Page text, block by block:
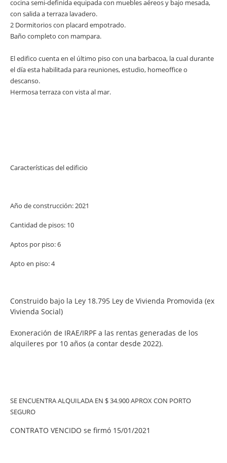
cocina semi-definida equipada con muebles aéreos y bajo mesada,
con salida a terraza lavadero.
2 Dormitorios con placard empotrado.
Baño completo con mampara.
El edifico cuenta en el último piso con una barbacoa, la cual durante
el día esta habilitada para reuniones, estudio, homeoffice o
descanso.
Hermosa terraza con vista al mar.
Características del edificio
Año de construcción: 2021
Cantidad de pisos: 10
Aptos por piso: 6
Apto en piso: 4
Construido bajo la Ley 18.795 Ley de Vivienda Promovida (ex
Vivienda Social)
Exoneración de IRAE/IRPF a las rentas generadas de los
alquileres por 10 años (a contar desde 2022).
SE ENCUENTRA ALQUILADA EN $ 34.900 APROX CON PORTO
SEGURO
CONTRATO VENCIDO se firmó 15/01/2021